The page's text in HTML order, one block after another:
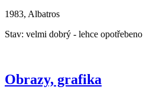
1983, Albatros
Stav: velmi dobrý - lehce opotřebeno
Obrazy, grafika